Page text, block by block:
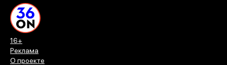
16+
Реклама
О проекте